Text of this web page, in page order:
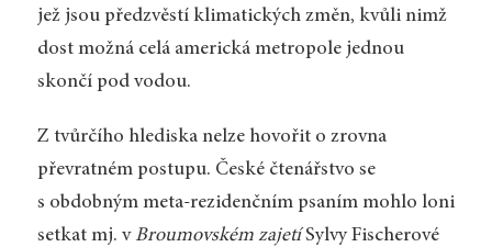
jež jsou předzvěstí klimatických změn, kvůli nimž
dost možná celá americká metropole jednou
skončí pod vodou.
Z tvůrčího hlediska nelze hovořit o zrovna
převratném postupu. České čtenářstvo se
s obdobným meta-rezidenčním psaním mohlo loni
setkat mj. vBroumovském zajetíSylvy Fischerové